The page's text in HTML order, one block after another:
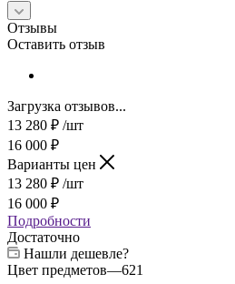
Отзывы
Оставить отзыв
Загрузка отзывов...
13 280 ₽ /шт
16 000 ₽
Варианты цен
13 280 ₽ /шт
16 000 ₽
Подробности
Достаточно
Нашли дешевле?
Цвет предметов—621